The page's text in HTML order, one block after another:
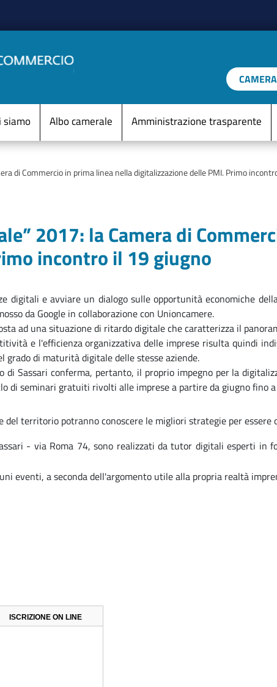
D'ITALIA Menu Statico
siamo Albo camerale Amministrazione trasparente
di Commercio in prima linea nella digitalizzazione delle PMI. Primo
2017: la Camera di
incontro il 19 giugno
digitali e avviare un dialogo sulle opportunità economiche
da Google in collaborazione con Unioncamere.
ad una situazione di ritardo digitale che caratterizza il
e l'efficienza organizzativa delle imprese risulta quindi
grado di maturità digitale delle stesse aziende.
di Sassari conferma, pertanto, il proprio impegno per la
di seminari gratuiti rivolti alle imprese a partire da giugno fino
territorio potranno conoscere le migliori strategie per essere
- via Roma 74, sono realizzati da tutor digitali esperti in
eventi, a seconda dell'argomento utile alla propria realtà
ISCRIZIONE ON LINE